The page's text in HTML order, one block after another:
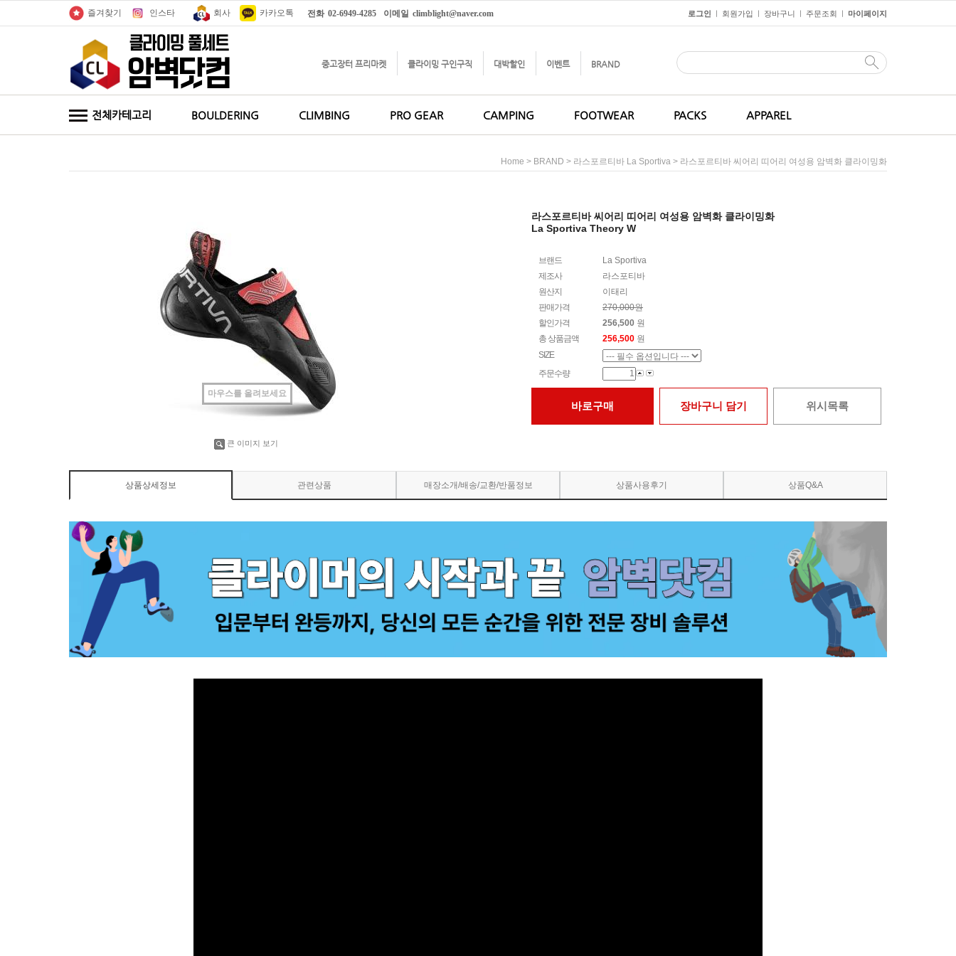
즐겨찾기 인스타 카카오톡
회사 전화 02-6949-4285 이메일 climblight@naver.com 로그인 ㅣ 회원가입 ㅣ 장바구니 ㅣ 주문조회 ㅣ 마이페이지
중고장터 프리마켓 클라이밍 구인구직 대박할인 이벤트 BRAND
전체카테고리 BOULDERING CLIMBING PRO GEAR CAMPING FOOTWEAR PACKS APPAREL
Home > BRAND > 라스포르티바 La Sportiva > 라스포르티바 씨어리 띠어리 여성용 암벽화 클라이밍화
마우스를 올려보세요
큰 이미지 보기
라스포르티바 씨어리 띠어리 여성용 암벽화 클라이밍화
La Sportiva Theory W
브랜드
La Sportiva
제조사
라스포티바
원산지
이태리
판매가격
270,000원
할인가격
256,500 원
총 상품금액
256,500 원
SIZE
주문수량
바로구매 장바구니 담기 위시목록
상품상세정보 관련상품 매장소개/배송/교환/반품정보 상품사용후기 상품Q&A